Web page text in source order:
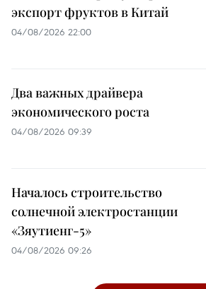
экспорт фруктов в Китай
04/08/2026 22:00
Два важных драйвера
экономического роста
04/08/2026 09:39
Началось строительство
солнечной электростанции
«Зяутиенг-5»
04/08/2026 09:26